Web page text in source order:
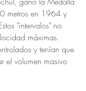
metros en 1964 y
"intervalos" no
máximas.
y tenían que
el volumen masivo